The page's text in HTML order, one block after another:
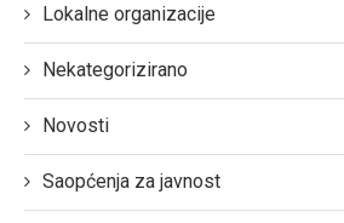
Lokalne organizacije
Nekategorizirano
Novosti
Saopćenja za javnost